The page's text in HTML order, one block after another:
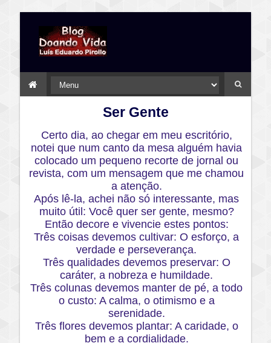
Ser Gente
Certo dia, ao chegar em meu escritório,
notei que num canto da mesa alguém havia
colocado um pequeno recorte de jornal ou
revista, com um mensagem que me chamou
a atenção.
Após lê-la, achei não só interessante, mas
muito útil: Você quer ser gente, mesmo?
Então decore e vivencie estes pontos:
Três coisas devemos cultivar: O esforço, a
verdade e perseverança.
Três qualidades devemos preservar: O
caráter, a nobreza e humildade.
Três colunas devemos manter de pé, a todo
o custo: A calma, o otimismo e a
serenidade.
Três flores devemos plantar: A caridade, o
bem e a cordialidade.